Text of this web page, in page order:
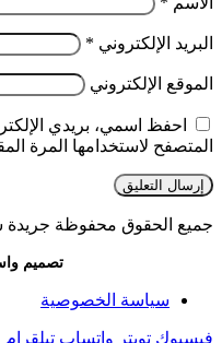
البريد الإلكتروني *
الموقع الإلكتروني
احفظ اسمي، بريدي
المتصفح لاستخدامها المرة
جميع الحقوق محفوظة جريدة
تصميم
سياسة الخصوصية
فيسبوك تويتر واتساب تيلقرام